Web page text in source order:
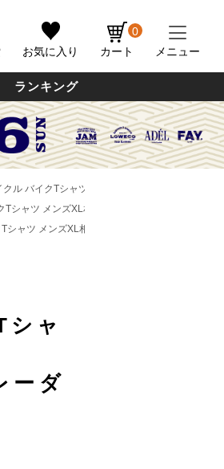
お気に入り カート
0
メニュー
ランキング
ル バイクTシャツ メンズXL相当 /eaa621054 【
シャツ メンズXL相当 /eaa621054 【中古】
ャツ メンズXL相当 /eaa621054 【中古】
ャ
ダ